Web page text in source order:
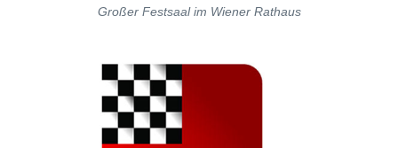
Großer Festsaal im Wiener Rathaus